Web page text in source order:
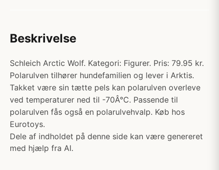
Beskrivelse
Schleich Arctic Wolf. Kategori: Figurer. Pris: 79.95 kr.
Polarulven tilhører hundefamilien og lever i Arktis.
Takket være sin tætte pels kan polarulven overleve
ved temperaturer ned til -70Â°C. Passende til
polarulven fås også en polarulvehvalp. Køb hos
Eurotoys.
Dele af indholdet på denne side kan være genereret
med hjælp fra AI.